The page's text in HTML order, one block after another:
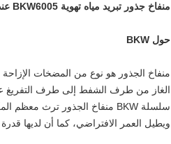
منفاخ جذور تبريد مياه تهوية BKW6005 عند 60-100 كيلو باسكال عمر طويل
حول BKW
منفاخ الجذور هو نوع من المضخات
الغاز من طرف الشفط إلى طرف التفريغ
ويطيل العمر الافتراضي، كما أن لديها